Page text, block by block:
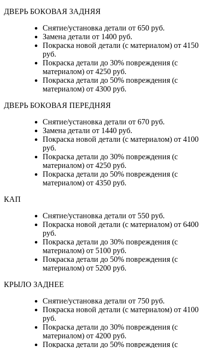
ДВЕРЬ БОКОВАЯ ЗАДНЯЯ
Снятие/установка детали от 650 руб.
Замена детали от 1400 руб.
Покраска новой детали (с материалом) от 4150
руб.
Покраска детали до 30% повреждения (с
материалом) от 4250 руб.
Покраска детали до 50% повреждения (с
материалом) от 4300 руб.
ДВЕРЬ БОКОВАЯ ПЕРЕДНЯЯ
Снятие/установка детали от 670 руб.
Замена детали от 1440 руб.
Покраска новой детали (с материалом) от 4100
руб.
Покраска детали до 30% повреждения (с
материалом) от 4250 руб.
Покраска детали до 50% повреждения (с
материалом) от 4350 руб.
КАП
Снятие/установка детали от 550 руб.
Покраска новой детали (с материалом) от 6400
руб.
Покраска детали до 30% повреждения (с
материалом) от 5100 руб.
Покраска детали до 50% повреждения (с
материалом) от 5200 руб.
КРЫЛО ЗАДНЕЕ
Снятие/установка детали от 750 руб.
Покраска новой детали (с материалом) от 4100
руб.
Покраска детали до 30% повреждения (с
материалом) от 4200 руб.
Покраска детали до 50% повреждения (с